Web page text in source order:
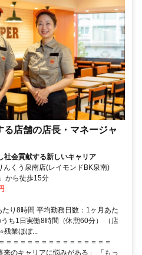
店舗の店長・マネージャ
社会貢献する新しいキャリア
んくう泉南店(レイモンドBK泉南)
から徒歩15分
り8時間 平均勤務日数：1ヶ月あた
ち1日実働8時間（休憩60分） （店
残業ほぼ...
＝＝＝＝＝＝＝＝＝＝＝＝＝＝＝
来のキャリアに悩みがある」 「もっ